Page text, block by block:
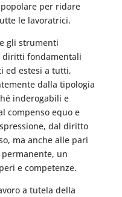
per ridare
le lavoratrici.
gli strumenti
diritti fondamentali
ed estesi a tutti,
dalla tipologia
inderogabili e
compenso equo e
dal diritto
ma anche alle pari
un
e competenze.
a tutela della